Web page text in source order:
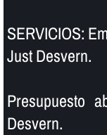
SERVICIOS:
Just Desvern.
Presupuesto
Desvern.